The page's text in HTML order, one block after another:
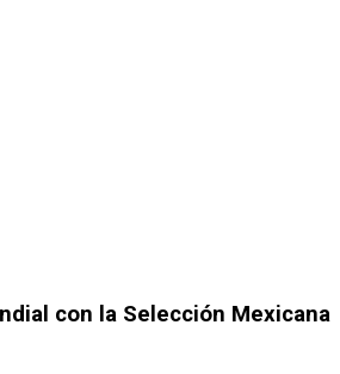
con la Selección Mexicana